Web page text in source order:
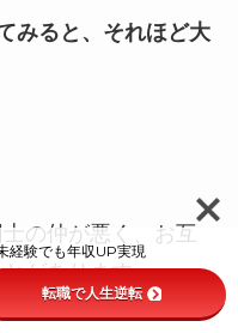
みると、それほど大
の仲が悪く、お互
があります。
験でも年収UP実現
転職で人生逆転